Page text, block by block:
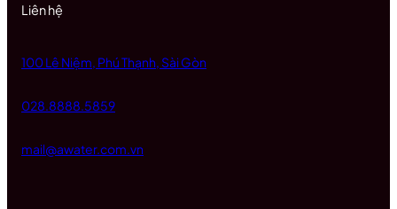
Liên hệ
100 Lê Niệm, Phú Thạnh, Sài Gòn
028.8888.5859
mail@awater.com.vn